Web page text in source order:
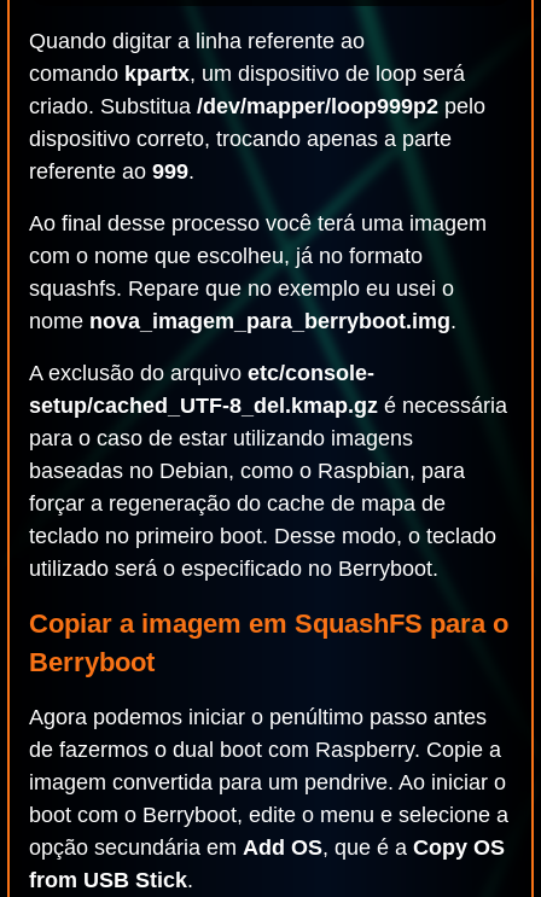
Quando digitar a linha referente ao
comando kpartx, um dispositivo de loop será
criado. Substitua /dev/mapper/loop999p2 pelo
dispositivo correto, trocando apenas a parte
referente ao 999.
Ao final desse processo você terá uma imagem
com o nome que escolheu, já no formato
squashfs. Repare que no exemplo eu usei o
nome nova_imagem_para_berryboot.img.
A exclusão do arquivo etc/console-
setup/cached_UTF-8_del.kmap.gz é necessária
para o caso de estar utilizando imagens
baseadas no Debian, como o Raspbian, para
forçar a regeneração do cache de mapa de
teclado no primeiro boot. Desse modo, o teclado
utilizado será o especificado no Berryboot.
Copiar a imagem em SquashFS para o
Berryboot
Agora podemos iniciar o penúltimo passo antes
de fazermos o dual boot com Raspberry. Copie a
imagem convertida para um pendrive. Ao iniciar o
boot com o Berryboot, edite o menu e selecione a
opção secundária em Add OS, que é a Copy OS
from USB Stick.